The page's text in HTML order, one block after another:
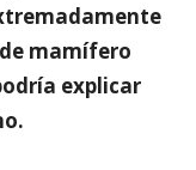
mamífero
explicar